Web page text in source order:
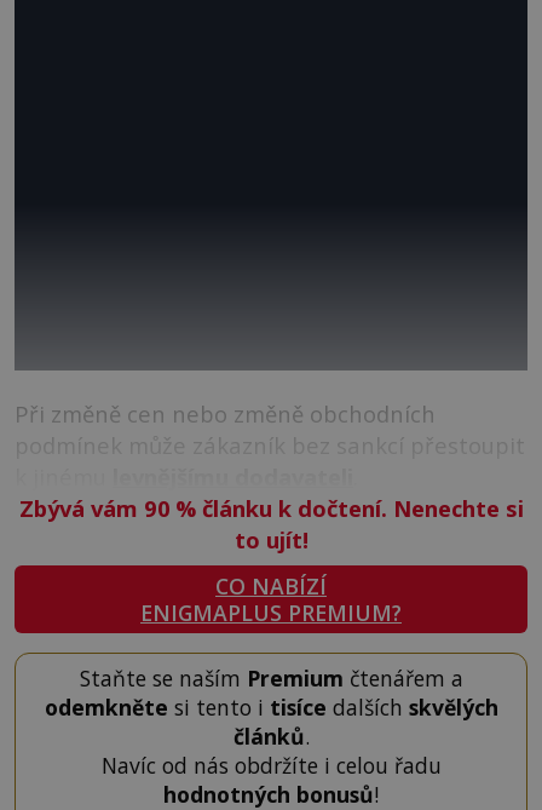
Při změně cen nebo změně obchodních
podmínek může zákazník bez sankcí přestoupit
Zbývá vám 90 %článku k dočtení. Nenechte si
to ujít!
CO NABÍZÍ
ENIGMAPLUS PREMIUM?
Staňte se naším Premium čtenářem a
odemkněte si tento i tisíce dalších skvělých
článků.
Navíc od nás obdržíte i celou řadu
hodnotných bonusů!